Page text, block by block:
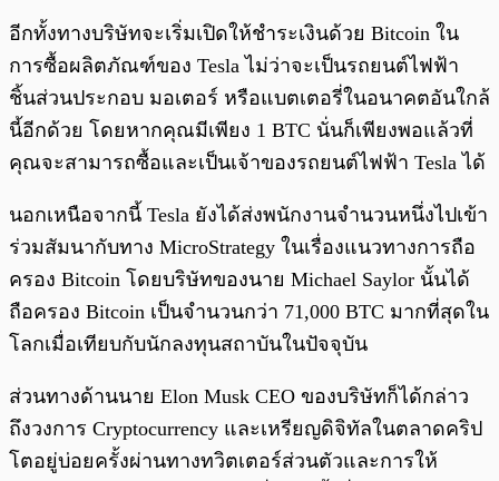
อีกทั้งทางบริษัทจะเริ่มเปิดให้ชำระเงินด้วย Bitcoin ใน
การซื้อผลิตภัณฑ์ของ Tesla ไม่ว่าจะเป็นรถยนต์ไฟฟ้า
ชิ้นส่วนประกอบ มอเตอร์ หรือแบตเตอรี่ในอนาคตอันใกล้
นี้อีกด้วย โดยหากคุณมีเพียง 1 BTC นั่นก็เพียงพอแล้วที่
คุณจะสามารถซื้อและเป็นเจ้าของรถยนต์ไฟฟ้า Tesla ได้
นอกเหนือจากนี้ Tesla ยังได้ส่งพนักงานจำนวนหนึ่งไปเข้า
ร่วมสัมนากับทาง MicroStrategy ในเรื่องแนวทางการถือ
ครอง Bitcoin โดยบริษัทของนาย Michael Saylor นั้นได้
ถือครอง Bitcoin เป็นจำนวนกว่า 71,000 BTC มากที่สุดใน
โลกเมื่อเทียบกับนักลงทุนสถาบันในปัจจุบัน
ส่วนทางด้านนาย Elon Musk CEO ของบริษัทก็ได้กล่าว
ถึงวงการ Cryptocurrency และเหรียญดิจิทัลในตลาดคริป
โตอยู่บ่อยครั้งผ่านทางทวิตเตอร์ส่วนตัวและการให้